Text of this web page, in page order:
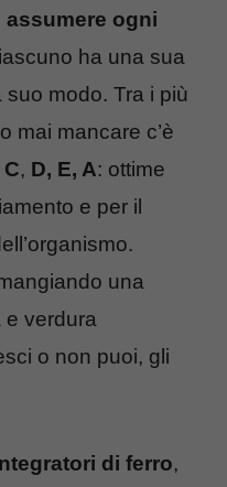
ogni
ha una sua
modo. Tra i più
mai mancare c’è
, D, E, A: ottime
e per il
una
e verdura
o non puoi, gli
di ferro,